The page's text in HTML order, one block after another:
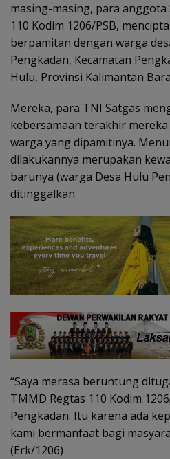
masing-masing, para anggota
110 Kodim 1206/PSB,
berpamitan dengan warga
Pengkadan, Kecamatan
Hulu, Provinsi Kalimantan
Mereka, para TNI Satgas
kebersamaan terakhir
warga yang dipamitinya.
dilakukannya merupakan
barunya (warga Desa Hulu
ditinggalkan.
“Saya merasa beruntung
TMMD Regtas 110 Kodim
Pengkadan. Itu karena ada
kami bermanfaat bagi
(Erk/1206)